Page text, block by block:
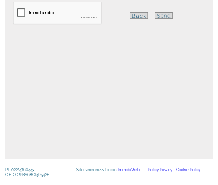
P.I. 02224760443
C.F. CCRPBS68C13D542F
Sito sincronizzato con ImmobiWeb Policy Privacy Cookie Policy